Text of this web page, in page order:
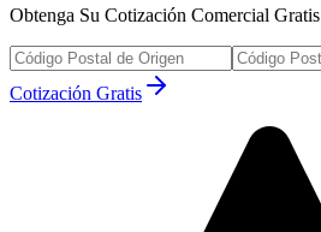
Obtenga Su Cotización Comercial Gratis
Cotización Gratis